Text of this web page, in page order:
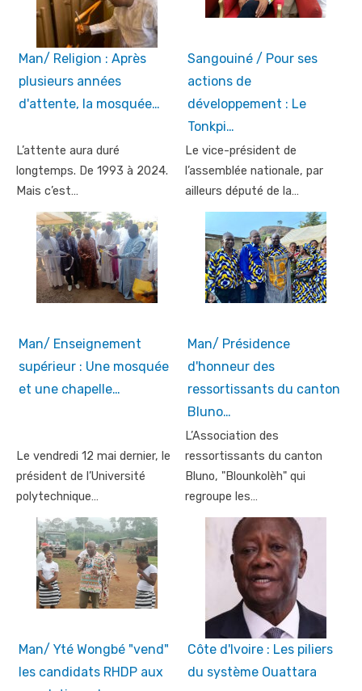
Man/ Religion : Après
plusieurs années
d'attente, la mosquée…
L’attente aura duré
longtemps. De 1993 à 2024.
Mais c’est…
Sangouiné / Pour ses
actions de
développement : Le
Tonkpi…
Le vice-président de
l’assemblée nationale, par
ailleurs député de la…
Man/ Enseignement
supérieur : Une mosquée
et une chapelle…
Le vendredi 12 mai dernier, le
président de l’Université
polytechnique…
Man/ Présidence
d'honneur des
ressortissants du canton
Bluno…
L’Association des
ressortissants du canton
Bluno, "Blounkolèh" qui
regroupe les…
Man/ Yté Wongbé "vend"
les candidats RHDP aux
Côte d'Ivoire : Les piliers
du système Ouattara